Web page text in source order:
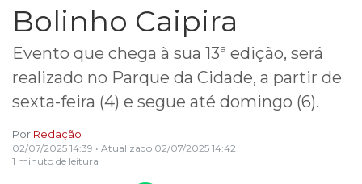
Bolinho Caipira
Evento que chega à sua 13ª edição, será
realizado no Parque da Cidade, a partir de
sexta-feira (4) e segue até domingo (6).
Por Redação
02/07/2025 14:39 • Atualizado 02/07/2025 14:42
1 minuto de leitura